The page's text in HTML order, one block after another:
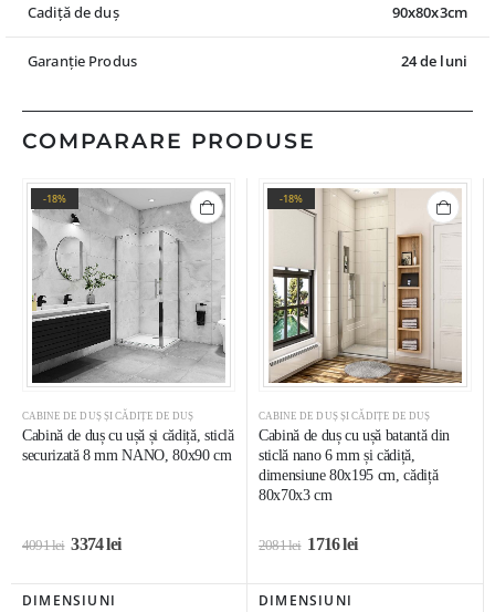
Cadiță de duș 90x80x3cm
Garanție Produs 24 de luni
COMPARARE PRODUSE
-18%
CABINE DE DUȘ ȘI CĂDIȚE DE DUȘ
Cabină de duș cu ușă și cădiță, sticlă
securizată 8 mm NANO, 80x90 cm
4091lei 3374lei
-18%
CABINE DE DUȘ ȘI CĂDIȚE DE DUȘ
Cabină de duș cu ușă batantă din
sticlă nano 6 mm și cădiță,
dimensiune 80x195 cm, cădiță
80x70x3 cm
2081lei 1716lei
DIMENSIUNI
DIMENSIUNI